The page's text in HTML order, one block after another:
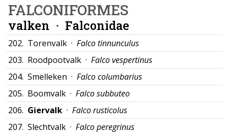
FALCONIFORMES
valken · Falconidae
202. Torenvalk · Falco tinnunculus
203. Roodpootvalk · Falco vespertinus
204. Smelleken · Falco columbarius
205. Boomvalk · Falco subbuteo
206. Giervalk · Falco rusticolus
207. Slechtvalk · Falco peregrinus